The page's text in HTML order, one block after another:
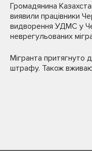
Громадянина
виявили працівники
видворення УДМС у
неврегульованих
Мігранта притягнуто
штрафу. Також